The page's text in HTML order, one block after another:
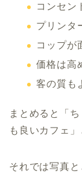
コンセン
プリンタ
コップが
価格は高
客の質も
まとめると「
も良いカフェ」
それでは写真と